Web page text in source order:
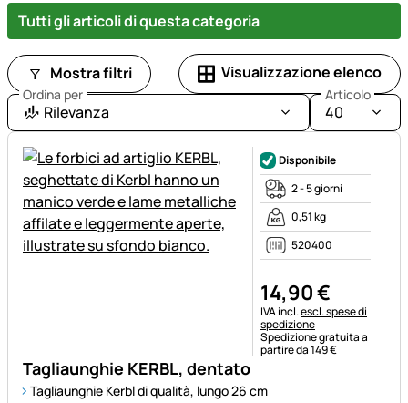
Tutti gli articoli di questa categoria
Mostra filtri Visualizzazione elenco
Ordina per
Rilevanza
Articolo
40
Tagliaunghie KERBL, dentato
Tagliaunghie Kerbl di qualità, lungo 26 cm
Disponibile
2 - 5 giorni
0,51 kg
520400
14,90€
Informazioni fiscali:
IVA incl.escl. spese di
spedizione
Spedizione gratuita a
partire da 149 €